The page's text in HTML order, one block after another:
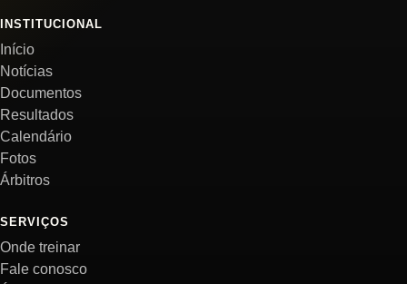
INSTITUCIONAL
Início
Notícias
Documentos
Resultados
Calendário
Fotos
Árbitros
SERVIÇOS
Onde treinar
Fale conosco